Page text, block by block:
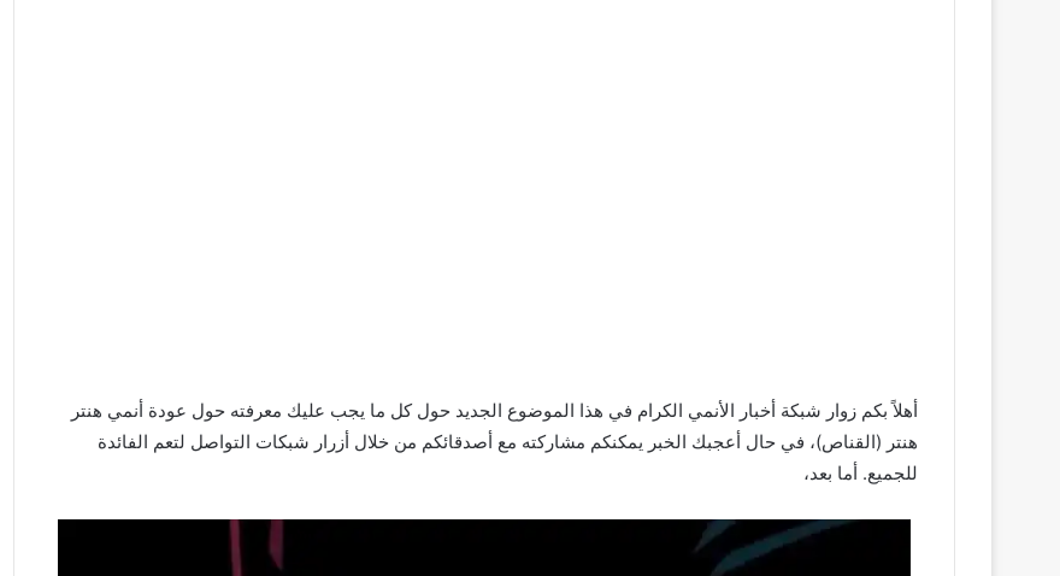
أهلاً بكم زوار شبكة أخبار الأنمي الكرام في هذا الموضوع الجديد حول كل ما يجب عليك معرفته حول عودة أنمي هنتر
هنتر (القناص)، في حال أعجبك الخبر يمكنكم مشاركته مع أصدقائكم من خلال أزرار شبكات التواصل لتعم الفائدة
للجميع. أما بعد،